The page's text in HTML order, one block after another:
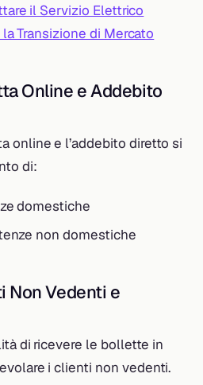
il Servizio Elettrico
Transizione di Mercato
Online e Addebito
online e l’addebito diretto si
di:
domestiche
non domestiche
Non Vedenti e
di ricevere le bollette in
i clienti non vedenti.